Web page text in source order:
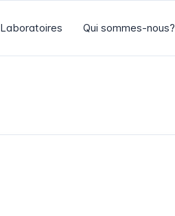
Laboratoires Qui sommes-nous?